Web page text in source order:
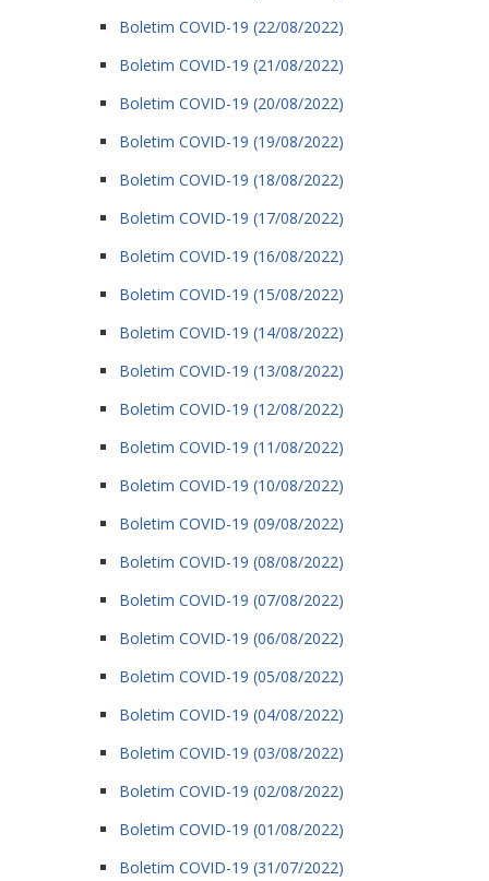
Boletim COVID-19 (22/08/2022)
Boletim COVID-19 (21/08/2022)
Boletim COVID-19 (20/08/2022)
Boletim COVID-19 (19/08/2022)
Boletim COVID-19 (18/08/2022)
Boletim COVID-19 (17/08/2022)
Boletim COVID-19 (16/08/2022)
Boletim COVID-19 (15/08/2022)
Boletim COVID-19 (14/08/2022)
Boletim COVID-19 (13/08/2022)
Boletim COVID-19 (12/08/2022)
Boletim COVID-19 (11/08/2022)
Boletim COVID-19 (10/08/2022)
Boletim COVID-19 (09/08/2022)
Boletim COVID-19 (08/08/2022)
Boletim COVID-19 (07/08/2022)
Boletim COVID-19 (06/08/2022)
Boletim COVID-19 (05/08/2022)
Boletim COVID-19 (04/08/2022)
Boletim COVID-19 (03/08/2022)
Boletim COVID-19 (02/08/2022)
Boletim COVID-19 (01/08/2022)
Boletim COVID-19 (31/07/2022)